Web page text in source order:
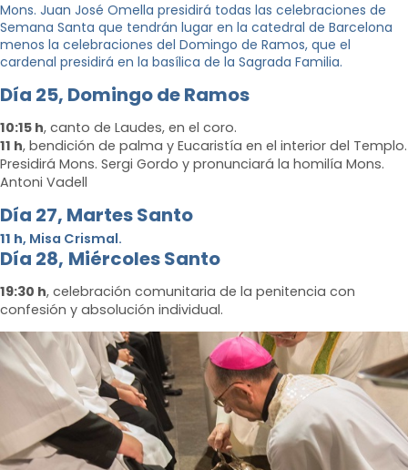
Mons. Juan José Omella presidirá todas las celebraciones de
Semana Santa que tendrán lugar en la catedral de Barcelona
menos la celebraciones del Domingo de Ramos, que el
cardenal presidirá en la basílica de la Sagrada Familia.
Día 25, Domingo de Ramos
10:15 h, canto de Laudes, en el coro.
11 h, bendición de palma y Eucaristía en el interior del Templo.
Presidirá Mons. Sergi Gordo y pronunciará la homilía Mons.
Antoni Vadell
Día 27, MartesSanto
11 h, Misa Crismal.
Día 28, Miércoles Santo
19:30 h, celebración comunitaria de la penitencia con
confesión y absolución individual.